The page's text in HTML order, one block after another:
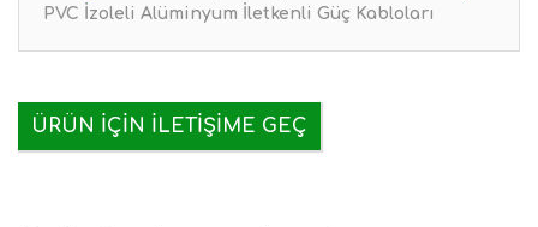
PVC İzoleli Alüminyum İletkenli Güç Kabloları
ÜRÜN IÇIN İLETIŞIME GEÇ